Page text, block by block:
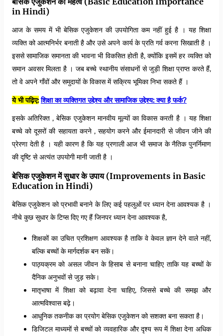
in Hindi)
आज के समय में भी बेसिक एजुकेशन की उपयोगिता कम नहीं हुई है । यह शिक्षा
व्यक्ति को आत्मनिर्भर बनाती है और उसे अपने कार्य के प्रति गर्व करना सिखाती है ।
इससे सामाजिक समानता की भावना भी विकसित होती है, क्योंकि इसमें हर व्यक्ति को
समान अवसर मिलता है । जब बच्चे स्थानीय संसाधनों से जुड़ी शिक्षा प्राप्त करते हैं,
तो वे अपने गाँवों और समुदायों के विकास में सक्रिय भूमिका निभा सकते हैं ।
ये भी पढ़िए: शिक्षा का व्यक्तिगत उद्देश्य और सामाजिक उद्देश्य: क्या है फर्क?
इसके अतिरिक्त , बेसिक एजुकेशन मानवीय मूल्यों का विकास करती है । यह शिक्षा
बच्चे को दूसरों की सहायता करने , सहयोग करने और ईमानदारी से जीवन जीने की
प्रेरणा देती है । यही कारण है कि यह प्रणाली आज भी समाज के नैतिक पुनर्निमाण
की दृष्टि से अत्यंत उपयोगी मानी जाती है ।
बेसिक एजुकेशन में सुधार के उपाय (Improvements in Basic
Education in Hindi)
बेसिक एजुकेशन को प्रभावी बनाने के लिए कई पहलुओं पर ध्यान देना आवश्यक है ।
नीचे कुछ सुधार के टिप्स दिए गए हैं जिनपर ध्यान देना आवश्यक है,
शिक्षकों का उचित प्रशिक्षण आवश्यक है ताकि वे केवल ज्ञान देने वाले नहीं,
बल्कि बच्चों के मार्गदर्शक बन सकें।
पाठ्यक्रम को असल जीवन के हिसाब से बनाना चाहिए ताकि यह बच्चों के
दैनिक अनुभवों से जुड़ सके।
मातृभाषा में शिक्षा को बढ़ावा देना चाहिए, जिससे बच्चे की समझ और
आत्मविश्वास बढ़े।
आधुनिक तकनीक का प्रयोग बेसिक एजुकेशन को सशक्त बना सकता है।
डिजिटल माध्यमों से बच्चों को व्यवहारिक और दृश्य रूप में शिक्षा देना अधिक